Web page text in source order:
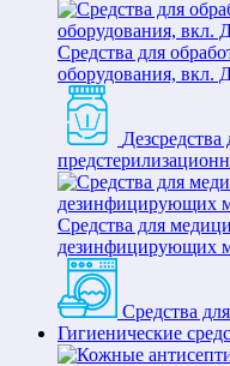
Средства для
оборудования, вкл.
Средства для
дезинфицирующих
Средства
Гигиенические